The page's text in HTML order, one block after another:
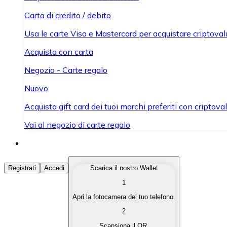
Carta di credito / debito
Usa le carte Visa e Mastercard per acquistare
Acquista con carta
Negozio - Carte regalo
Nuovo
Acquista gift card dei tuoi marchi preferiti con
Vai al negozio di carte regalo
Acquista Criptovalute
Acquista le criptovalute che ti interessano in modo
Converti le tue criptovalute in valuta fiat quando ne hai
Registrati Accedi
Scarica il nostro Wallet
1
Apri la fotocamera del tuo telefono.
2